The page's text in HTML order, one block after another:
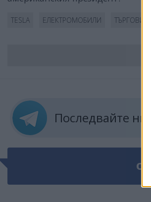
TESLA ЕЛЕКТРОМОБИЛИ ТЪРГОВИЯ
Последвайте ни в